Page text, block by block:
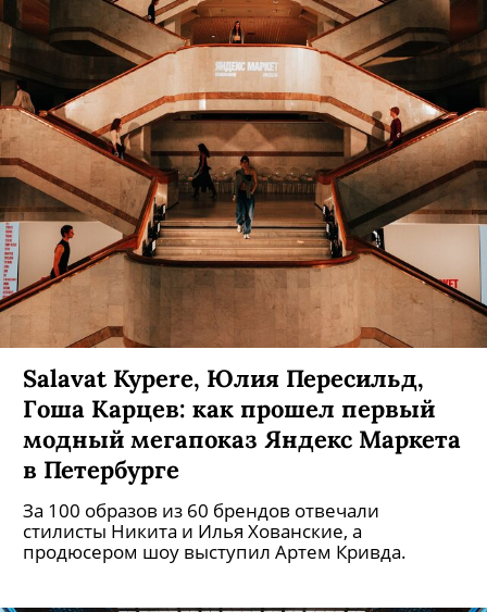
Zoloto, Internet Girl, Kito Jempere и
Pompeya выступили в Санкт-
Петербурге
20 сентября в Temple of Deer прошел второй
концерт проекта Muz Bit Unlock.